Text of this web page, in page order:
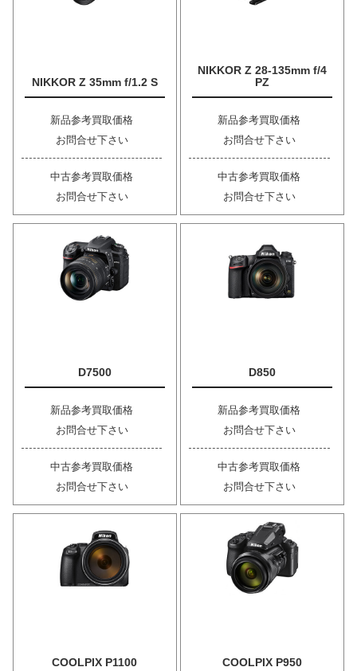
NIKKOR Z 35mm f/1.2 S
新品参考買取価格
お問合せ下さい
中古参考買取価格
お問合せ下さい
NIKKOR Z 28-135mm f/4
PZ
新品参考買取価格
お問合せ下さい
中古参考買取価格
お問合せ下さい
D7500
新品参考買取価格
お問合せ下さい
中古参考買取価格
お問合せ下さい
D850
新品参考買取価格
お問合せ下さい
中古参考買取価格
お問合せ下さい
COOLPIX P1100 COOLPIX P950